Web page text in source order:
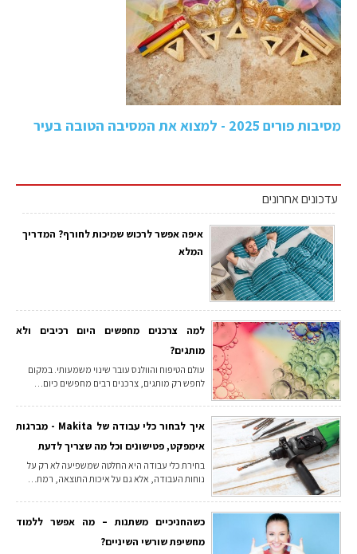
מסיבות פורים 2025 - למצוא את המסיבה הטובה בעיר
עדכונים אחרונים
איפה אפשר לרכוש שמיכות לחורף? המדריך
המלא
למה צרכנים מחפשים היום רכיבים ולא
מותגים?
עולם הטיפוח והוולנס עובר שינוי משמעותי. במקום
לחפש רק מותגים, צרכנים רבים מחפשים כיום…
איך לבחור כלי עבודה של Makita - מברגות
אימפקט, פטישונים וכל מה שצריך לדעת
בחירת כלי עבודה היא החלטה שמשפיעה לא רק על
נוחות העבודה, אלא גם על איכות התוצאה, רמת…
כשהחניכיים משתנות – מה אפשר ללמוד
מחשיפת שורשי השיניים?